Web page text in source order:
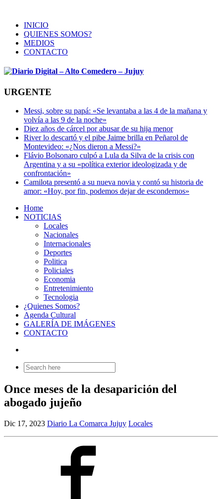
INICIO
QUIENES SOMOS?
MEDIOS
CONTACTO
URGENTE
Messi, sobre su papá: «Se levantaba a las 4 de la mañana y
volvía a las 9 de la noche»
Diez años de cárcel por abusar de su hija menor
River lo descartó y el pibe Jaime brilla en Peñarol de
Montevideo: «¿Nos dieron a Messi?»
Flávio Bolsonaro culpó a Lula da Silva de la crisis con
Argentina y a su «política exterior ideologizada y de
confrontación»
Camilota presentó a su nueva novia y contó su historia de
amor: «Hoy, por fin, podemos dejar de escondernos»
Home
NOTICIAS
Locales
Nacionales
Internacionales
Deportes
Politica
Policiales
Economia
Entretenimiento
Tecnologia
¿Quienes Somos?
Agenda Cultural
GALERÍA DE IMÁGENES
CONTACTO
Search
for:
Once meses de la desaparición del
abogado jujeño
Dic 17, 2023 Diario La Comarca Jujuy Locales